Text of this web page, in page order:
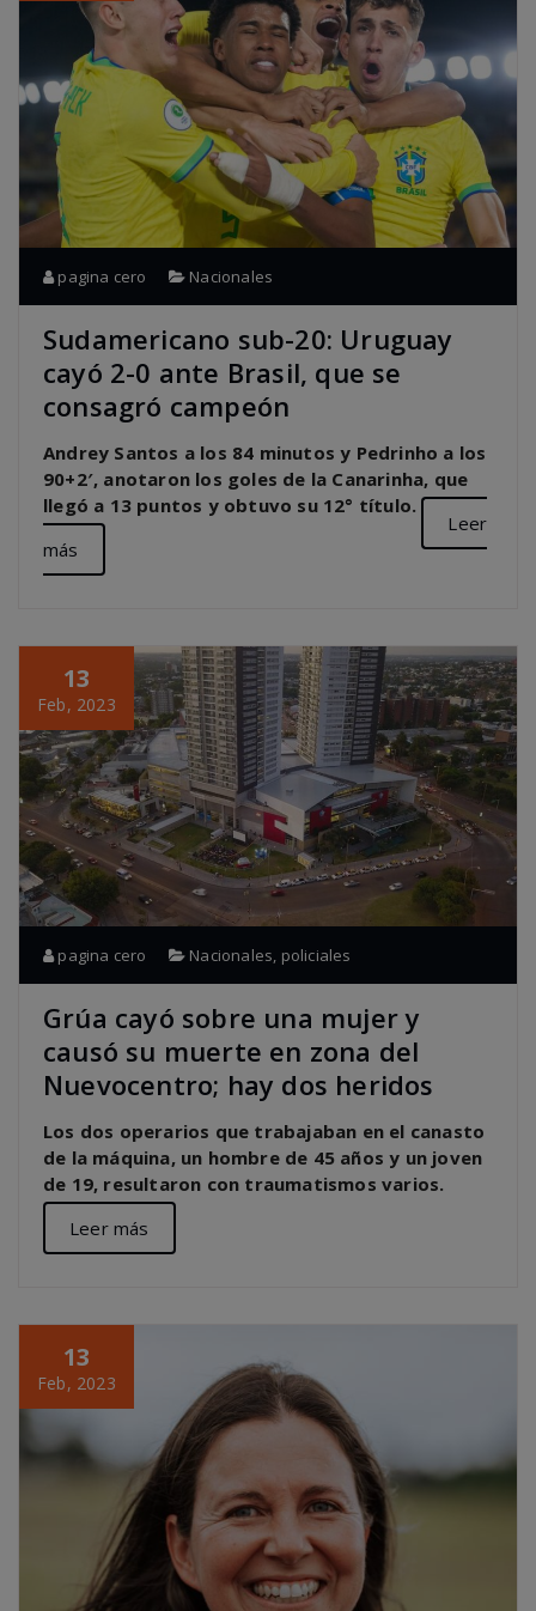
pagina cero Nacionales
Sudamericano sub-20: Uruguay
cayó 2-0 ante Brasil, que se
consagró campeón
Andrey Santos a los 84 minutos y Pedrinho a los
90+2′, anotaron los goles de la Canarinha, que
llegó a 13 puntos y obtuvo su 12° título.
Leer
más
13
Feb, 2023
pagina cero Nacionales, policiales
Grúa cayó sobre una mujer y
causó su muerte en zona del
Nuevocentro; hay dos heridos
Los dos operarios que trabajaban en el canasto
de la máquina, un hombre de 45 años y un joven
de 19, resultaron con traumatismos varios.
Leer más
13
Feb, 2023